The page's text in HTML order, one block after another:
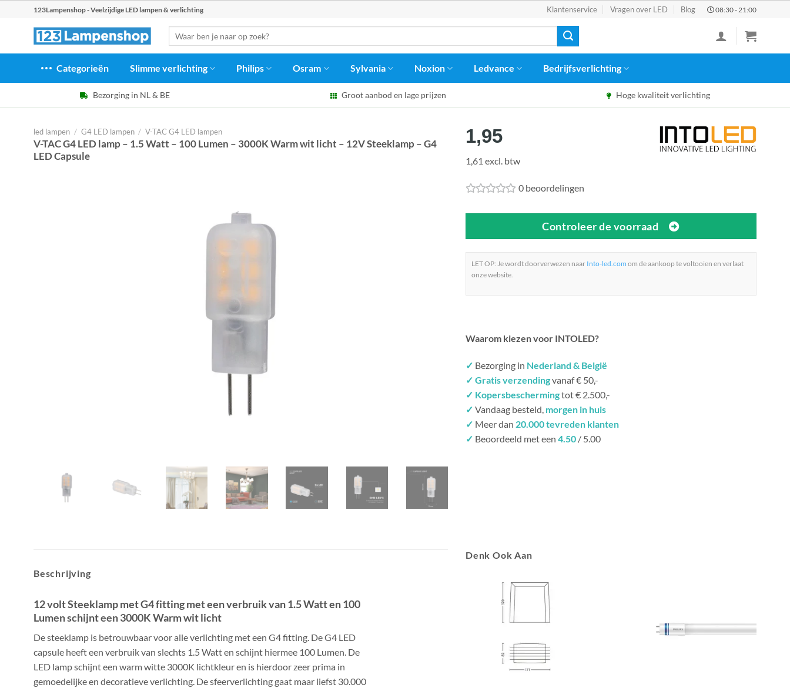
123Lampenshop - Veelzijdige LED lampen & verlichting Klantenservice Vragen over LED Blog 08:30 - 21:00
naar:
Categorieën Slimme verlichting Philips Osram Sylvania Noxion Ledvance Bedrijfsverlichting
Bezorging in NL & BE Groot aanbod en lage prijzen Hoge kwaliteit verlichting
led lampen / G4 LED lampen / V-TAC G4 LED lampen
V-TAC G4 LED lamp – 1.5 Watt – 100 Lumen – 3000K Warm wit licht – 12V Steeklamp – G4
LED Capsule
1,95
1,61 excl. btw
0 beoordelingen
Controleer de voorraad
LET OP: Je wordt doorverwezen naar Into-led.com om de aankoop te voltooien en verlaat
onze website.
Waarom kiezen voor INTOLED?
✓ Bezorging in Nederland & België
✓ Gratis verzendingvanaf € 50,-
✓ Kopersbeschermingtot € 2.500,-
✓ Vandaag besteld, morgen in huis
✓ Meer dan 20.000 tevreden klanten
✓ Beoordeeld met een 4.50 / 5.00
Beschrijving
12 volt Steeklamp met G4 fitting met een verbruik van 1.5 Watt en 100
Lumen schijnt een 3000K Warm wit licht
De steeklamp is betrouwbaar voor alle verlichting met een G4 fitting. De G4 LED
capsule heeft een verbruik van slechts 1.5 Watt en schijnt hiermee 100 Lumen. De
LED lamp schijnt een warm witte 3000K lichtkleur en is hierdoor zeer prima in
gemoedelijke en decoratieve verlichting. De sfeerverlichting gaat maar liefst 30.000
Denk Ook Aan